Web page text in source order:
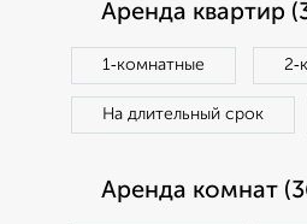
Аренда квартир
1‑комнатные
На длительный срок
Аренда комнат